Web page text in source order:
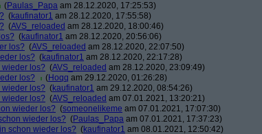
(Paulas_Papa am 28.12.2020, 17:25:53)
(kaufinator1 am 28.12.2020, 17:55:58)
(AVS_reloaded am 28.12.2020, 18:00:46)
(kaufinator1 am 28.12.2020, 20:56:06)
los? (AVS_reloaded am 28.12.2020, 22:07:50)
los? (kaufinator1 am 28.12.2020, 22:17:28)
wieder los? (AVS_reloaded am 28.12.2020, 23:09:49)
los?
(Hoqq am 29.12.2020, 01:26:28)
wieder los? (kaufinator1 am 29.12.2020, 08:54:26)
wieder los? (AVS_reloaded am 07.01.2021, 13:20:21)
wieder los? (someonelikeme am 07.01.2021, 17:07:30)
wieder los? (Paulas_Papa am 07.01.2021, 17:37:23)
schon wieder los? (kaufinator1 am 08.01.2021, 12:50:42)